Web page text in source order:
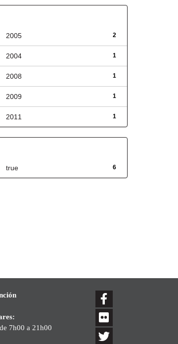
2
2005
1
2004
1
2008
1
2009
1
2011
6
true
7h00 a 21h00